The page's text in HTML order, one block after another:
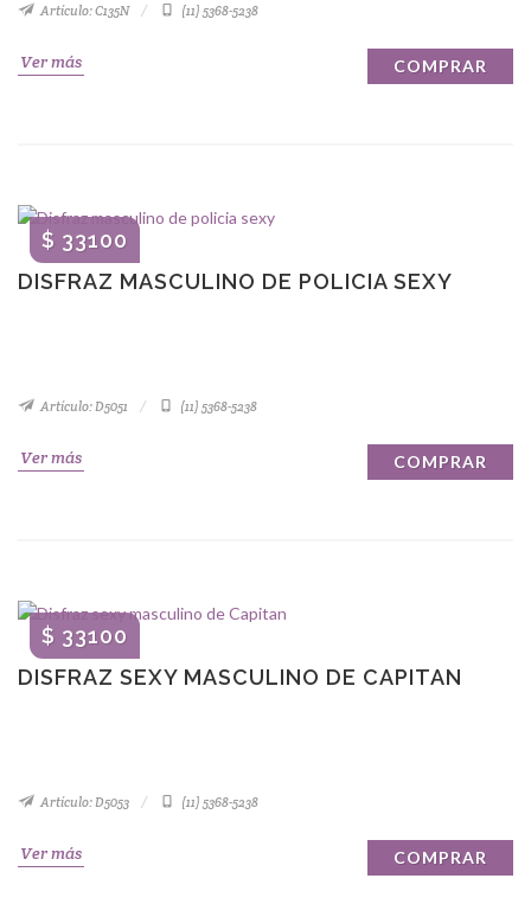
Artículo: C135N (11) 5368-5238
Ver más COMPRAR
DISFRAZ MASCULINO DE POLICIA SEXY
$ 33100
Artículo: D5051 (11) 5368-5238
Ver más COMPRAR
DISFRAZ SEXY MASCULINO DE CAPITAN
$ 33100
Artículo: D5053 (11) 5368-5238
Ver más COMPRAR